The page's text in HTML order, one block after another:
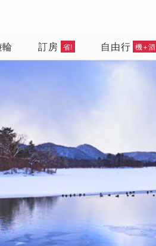
訂房 省! 自由行 機+酒